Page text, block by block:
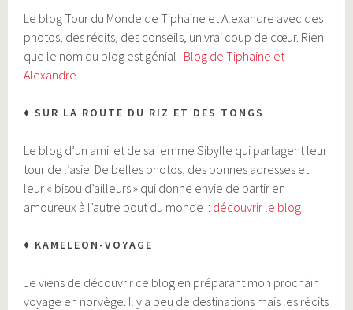
Le blog Tour du Monde de Tiphaine et Alexandre avec des
photos, des récits, des conseils, un vrai coup de cœur. Rien
que le nom du blog est génial : Blog de Tiphaine et
Alexandre
♦ SUR LA ROUTE DU RIZ ET DES TONGS
Le blog d’un ami et de sa femme Sibylle qui partagent leur
tour de l’asie. De belles photos, des bonnes adresses et
leur « bisou d’ailleurs » qui donne envie de partir en
amoureux à l’autre bout du monde : découvrir le blog
♦ KAMELEON-VOYAGE
Je viens de découvrir ce blog en préparant mon prochain
voyage en norvège. Il y a peu de destinations mais les récits